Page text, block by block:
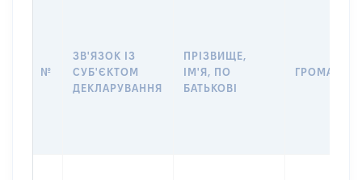
№
ЗВ'ЯЗОК ІЗ
СУБ'ЄКТОМ
ДЕКЛАРУВАННЯ
ПРІЗВИЩЕ,
ІМ'Я, ПО
БАТЬКОВІ